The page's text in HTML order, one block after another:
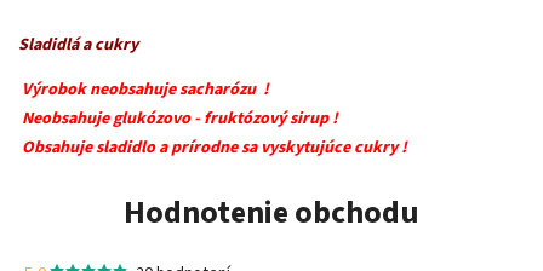
Sladidlá a cukry
Výrobok neobsahuje sacharózu !
Neobsahuje glukózovo - fruktózový sirup !
Obsahuje sladidlo a prírodne sa vyskytujúce cukry !
Hodnotenie obchodu